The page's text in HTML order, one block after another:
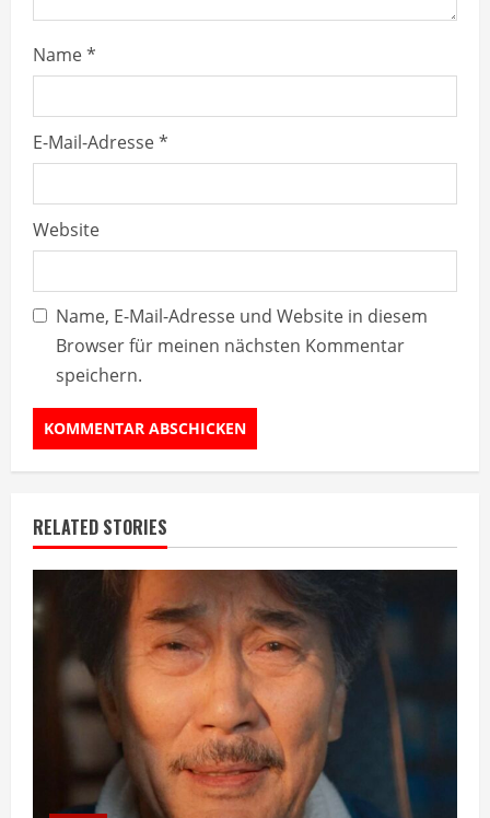
g
Name*
E-Mail-Adresse*
Website
Name, E-Mail-Adresse und Website in diesem
Browser für meinen nächsten Kommentar
speichern.
RELATED STORIES